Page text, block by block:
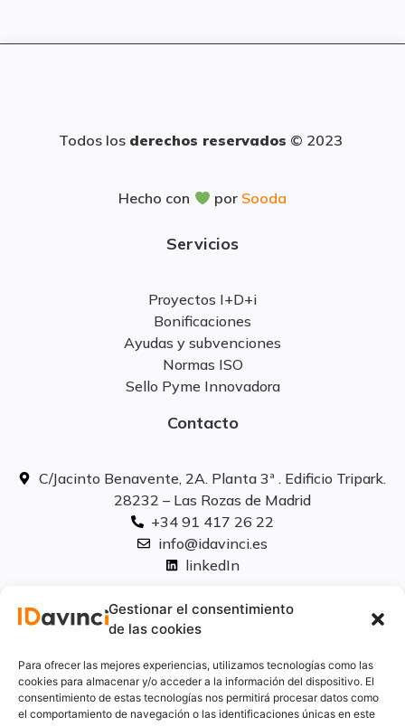
Gestionar el consentimiento
de las cookies
Para ofrecer las mejores experiencias, utilizamos tecnologías como las
cookies para almacenar y/o acceder a la información del dispositivo. El
consentimiento de estas tecnologías nos permitirá procesar datos como
el comportamiento de navegación o las identificaciones únicas en este
Todos los derechos reservados © 2023
Hecho con por Sooda
Servicios
Proyectos I+D+i
Bonificaciones
Ayudas y subvenciones
Normas ISO
Sello Pyme Innovadora
Contacto
C/Jacinto Benavente, 2A. Planta 3ª . Edificio Tripark.
28232 – Las Rozas de Madrid
+34 91 417 26 22
info@idavinci.es
linkedIn
Políticas legales
Aviso Legal
Privacidad
Cookies
Innovación